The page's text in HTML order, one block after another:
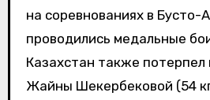
на соревнованиях в Бусто-
проводились медальные
Казахстан также
Жайны Шекербековой (54